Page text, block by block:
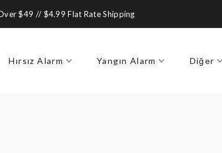
$49 // $4.99 Flat Rate Shipping
Hırsız Alarm Yangın Alarm Diğer